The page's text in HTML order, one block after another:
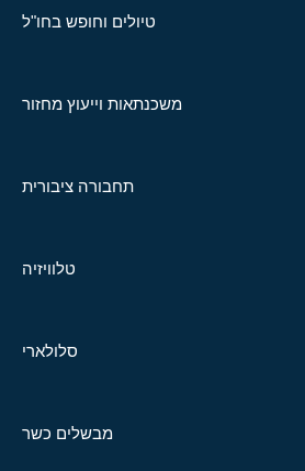
טיולים וחופש בחו"ל
משכנתאות וייעוץ מחזור
תחבורה ציבורית
טלוויזיה
סלולארי
מבשלים כשר